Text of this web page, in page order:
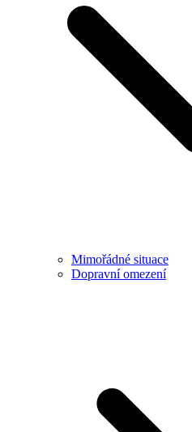
Mimořádné situace
Dopravní omezení